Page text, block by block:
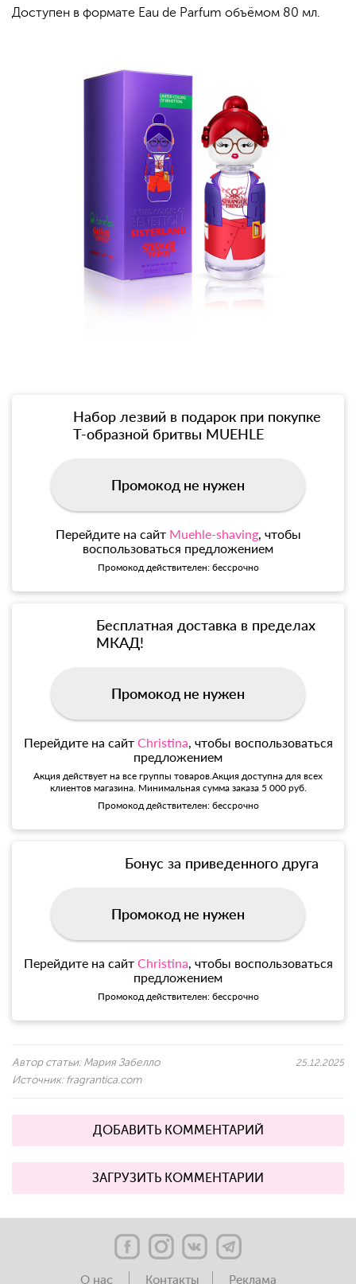
Доступен в формате Eau de Parfum объёмом 80 мл.
Набор лезвий в подарок при покупке
Т-образной бритвы MUEHLE
Промокод не нужен
Перейдите на сайт Muehle-shaving, чтобы
воспользоваться предложением
Промокод действителен: бессрочно
Бесплатная доставка в пределах
МКАД!
Промокод не нужен
Перейдите на сайт Christina, чтобы воспользоваться
предложением
Акция действует на все группы товаров.Акция доступна для всех
клиентов магазина. Минимальная сумма заказа 5 000 руб.
Промокод действителен: бессрочно
Бонус за приведенного друга
Промокод не нужен
Перейдите на сайт Christina, чтобы воспользоваться
предложением
Промокод действителен: бессрочно
Автор статьи: Мария Забелло
Источник: fragrantica.com
25.12.2025
ДОБАВИТЬ КОММЕНТАРИЙ
ЗАГРУЗИТЬ КОММЕНТАРИИ
О нас Контакты Реклама